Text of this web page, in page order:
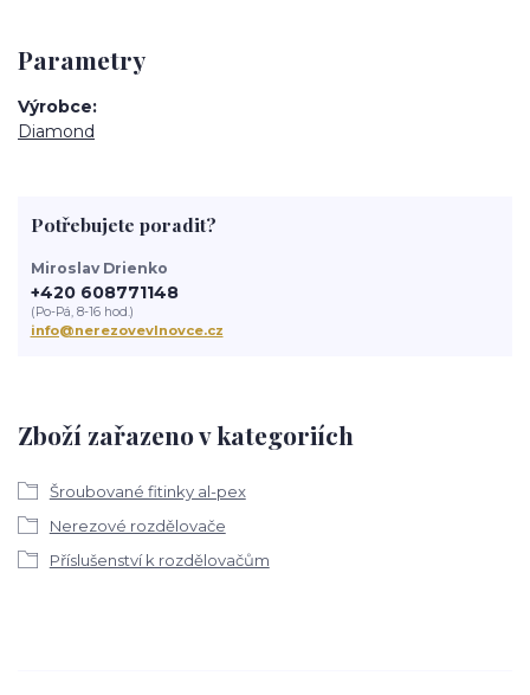
Parametry
Výrobce
Diamond
Zboží zařazeno v kategoriích
Šroubované fitinky al-pex
Nerezové rozdělovače
Příslušenství k rozdělovačům
Potřebujete poradit?
Miroslav Drienko
+420 608771148
(Po-Pá, 8-16 hod.)
info@nerezovevlnovce.cz